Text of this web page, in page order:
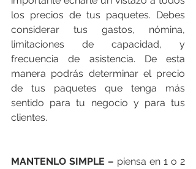
los precios de tus paquetes. Debes
considerar tus gastos, nómina,
limitaciones de capacidad, y
frecuencia de asistencia. De esta
manera podrás determinar el precio
de tus paquetes que tenga más
sentido para tu negocio y para tus
clientes.
MANTENLO SIMPLE – piensa en 1 o 2